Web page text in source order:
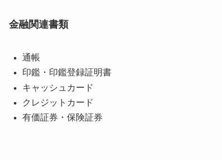
金融関連書類
通帳
印鑑・印鑑登録証明書
キャッシュカード
クレジットカード
有価証券・保険証券